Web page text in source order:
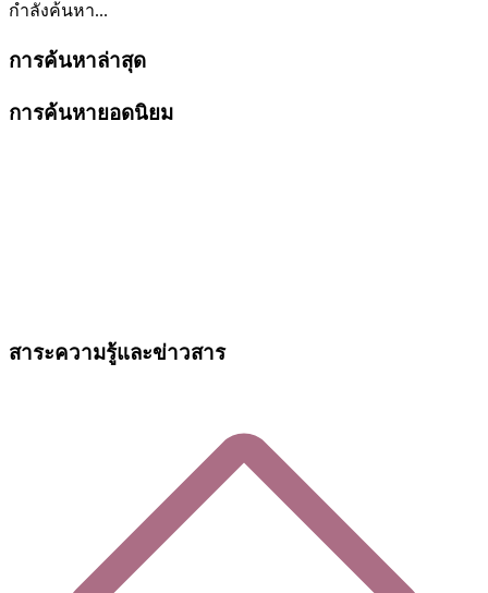
กำลังค้นหา...
การค้นหาล่าสุด
การค้นหายอดนิยม
สาระความรู้และข่าวสาร